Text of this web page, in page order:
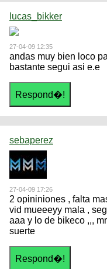
lucas_bikker
27-04-09 12:35
andas muy bien loco
bastante segui asi e.e
sebaperez
27-04-09 17:26
2 opininiones , falta
vid mueeeyy mala ,
aaa y lo de bikeco ,,,
suerte